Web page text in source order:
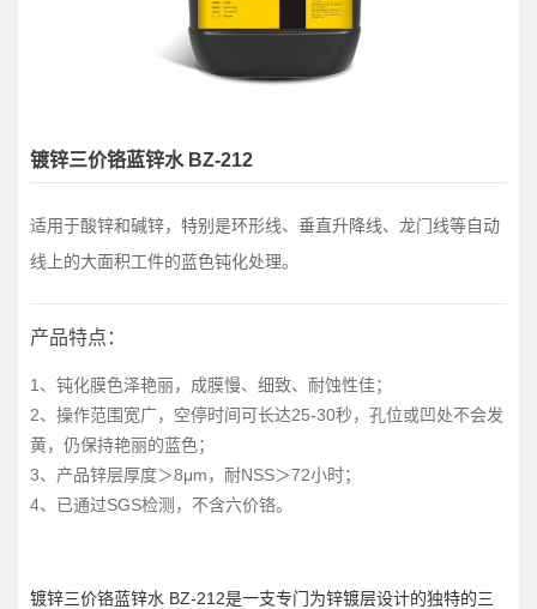
镀锌三价铬蓝锌水 BZ-212
适用于酸锌和碱锌，特别是环形线、垂直升降线、龙门线等自动
线上的大面积工件的蓝色钝化处理。
产品特点：
1、钝化膜色泽艳丽，成膜慢、细致、耐蚀性佳；
2、操作范围宽广，空停时间可长达25-30秒，孔位或凹处不会发
黄，仍保持艳丽的蓝色；
3、产品锌层厚度＞8μm，耐NSS＞72小时；
4、已通过SGS检测，不含六价铬。
镀锌三价铬蓝锌水 BZ-212是一支专门为锌镀层设计的独特的三